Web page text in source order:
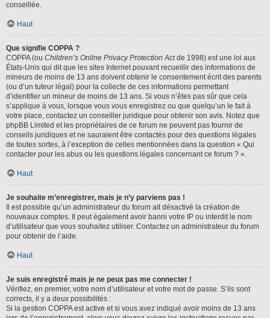
conseillée.
Haut
Que signifie COPPA ?
COPPA (ou Children’s Online Privacy Protection Actde 1998) est une loi aux
États-Unis qui dit que les sites Internet pouvant recueillir des informations de
mineurs de moins de 13 ans doivent obtenir le consentement écrit des parents
(ou d’un tuteur légal) pour la collecte de ces informations permettant
d’identifier un mineur de moins de 13 ans. Si vous n’êtes pas sûr que cela
s’applique à vous, lorsque vous vous enregistrez ou que quelqu’un le fait à
votre place, contactez un conseiller juridique pour obtenir son avis. Notez que
phpBB Limited et les propriétaires de ce forum ne peuvent pas fournir de
conseils juridiques et ne sauraient être contactés pour des questions légales
de toutes sortes, à l’exception de celles mentionnées dans la question « Qui
contacter pour les abus ou les questions légales concernant ce forum ? ».
Haut
Je souhaite m’enregistrer, mais je n’y parviens pas !
Il est possible qu’un administrateur du forum ait désactivé la création de
nouveaux comptes. Il peut également avoir banni votre IP ou interdit le nom
d’utilisateur que vous souhaitez utiliser. Contactez un administrateur du forum
pour obtenir de l’aide.
Haut
Je suis enregistré mais je ne peux pas me connecter !
Vérifiez, en premier, votre nom d’utilisateur et votre mot de passe. S’ils sont
corrects, il y a deux possibilités :
Si la gestion COPPA est active et si vous avez indiqué avoir moins de 13 ans